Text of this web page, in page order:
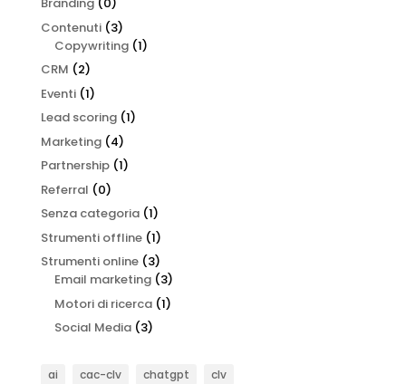
Branding(0)
Contenuti(3)
Copywriting(1)
CRM (2)
Eventi(1)
Lead scoring(1)
Marketing(4)
Partnership(1)
Referral (0)
Senza categoria(1)
Strumenti offline(1)
Strumenti online(3)
Email marketing(3)
Motori di ricerca(1)
Social Media(3)
ai cac-clv chatgpt
clv